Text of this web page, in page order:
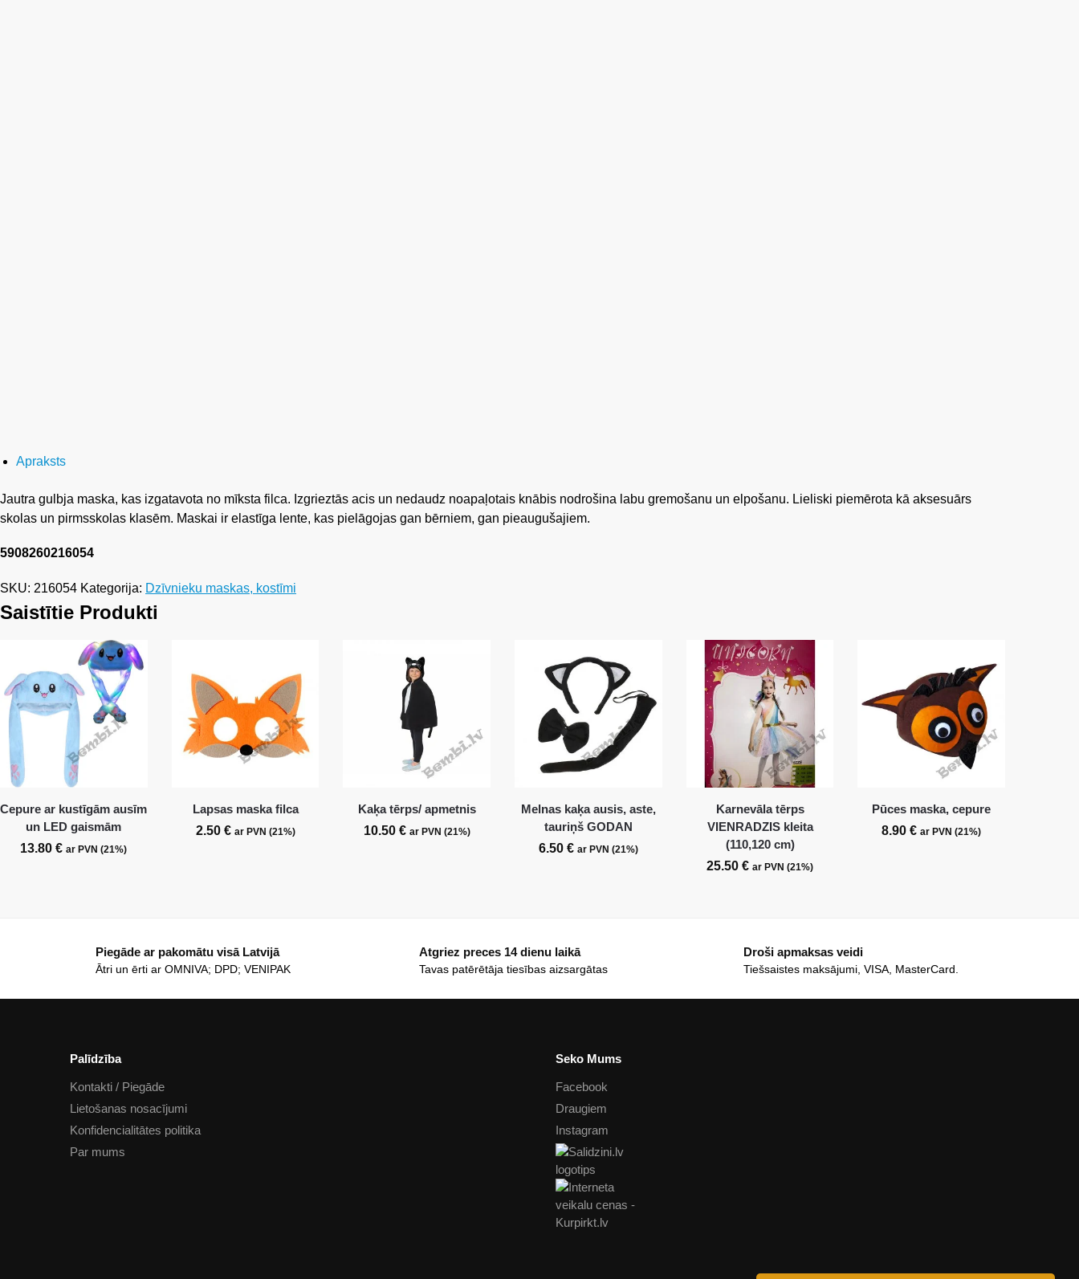
Apraksts
Jautra gulbja maska, kas izgatavota no mīksta filca. Izgrieztās acis un nedaudz noapaļotais knābis nodrošina labu gremošanu un elpošanu. Lieliski piemērota kā aksesuārs
skolas un pirmsskolas klasēm. Maskai ir elastīga lente, kas pielāgojas gan bērniem, gan pieaugušajiem.
5908260216054
SKU: 216054 Kategorija: Dzīvnieku maskas, kostīmi
Saistītie Produkti
Cepure ar kustīgām ausīm
un LED gaismām
13.80€ ar PVN (21%)
Lapsas maska filca
2.50 € ar PVN (21%)
Kaķa tērps/ apmetnis
10.50 € ar PVN (21%)
Melnas kaķa ausis, aste,
tauriņš GODAN
6.50 € ar PVN (21%)
Karnevāla tērps
VIENRADZIS kleita
(110,120 cm)
25.50€ ar PVN (21%)
Pūces maska, cepure
8.90€ ar PVN (21%)
Piegāde ar pakomātu visā Latvijā
Ātri un ērti ar OMNIVA; DPD; VENIPAK
Atgriez preces 14 dienu laikā
Tavas patērētāja tiesības aizsargātas
Droši apmaksas veidi
Tiešsaistes maksājumi, VISA, MasterCard.
Palīdzība
Kontakti / Piegāde
Lietošanas nosacījumi
Konfidencialitātes politika
Par mums
Seko Mums
Facebook
Draugiem
Instagram